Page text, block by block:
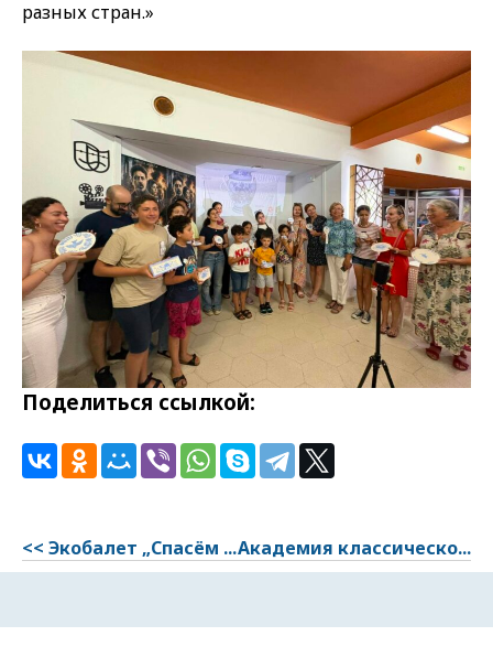
разных стран.»
Поделиться ссылкой:
<< Экобалет „Спасём ...Академия классическо...